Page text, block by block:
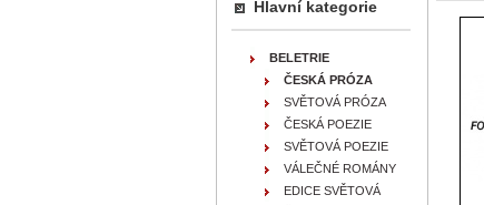
Hlavní kategorie
BELETRIE
ČESKÁ PRÓZA
SVĚTOVÁ PRÓZA
ČESKÁ POEZIE
SVĚTOVÁ POEZIE
VÁLEČNÉ ROMÁNY
EDICE SVĚTOVÁ